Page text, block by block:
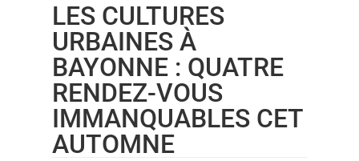
LES CULTURES
URBAINES À
BAYONNE : QUATRE
RENDEZ-VOUS
IMMANQUABLES CET
AUTOMNE